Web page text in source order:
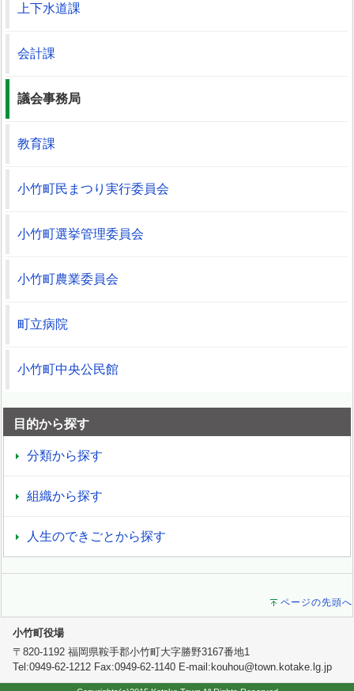
上下水道課
会計課
議会事務局
教育課
小竹町民まつり実行委員会
小竹町選挙管理委員会
小竹町農業委員会
町立病院
小竹町中央公民館
目的から探す
分類から探す
組織から探す
人生のできごとから探す
ページの先頭へ
小竹町役場
〒820-1192 福岡県鞍手郡小竹町大字勝野3167番地1
Tel:0949-62-1212 Fax:0949-62-1140 E-mail:kouhou@town.kotake.lg.jp